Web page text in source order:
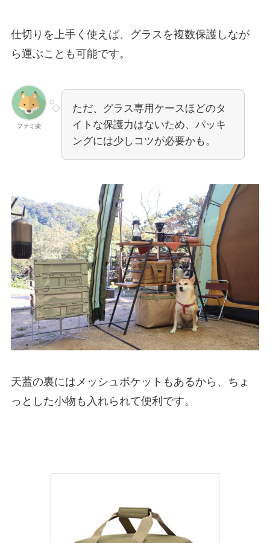
仕切りを上手く使えば、グラスを複数保護しなが
ら運ぶことも可能です。
ファミ柴
ただ、グラス専用ケースほどのタ
イトな保護力はないため、パッキ
ングには少しコツが必要かも。
天蓋の裏にはメッシュポケットもあるから、ちょ
っとした小物も入れられて便利です。